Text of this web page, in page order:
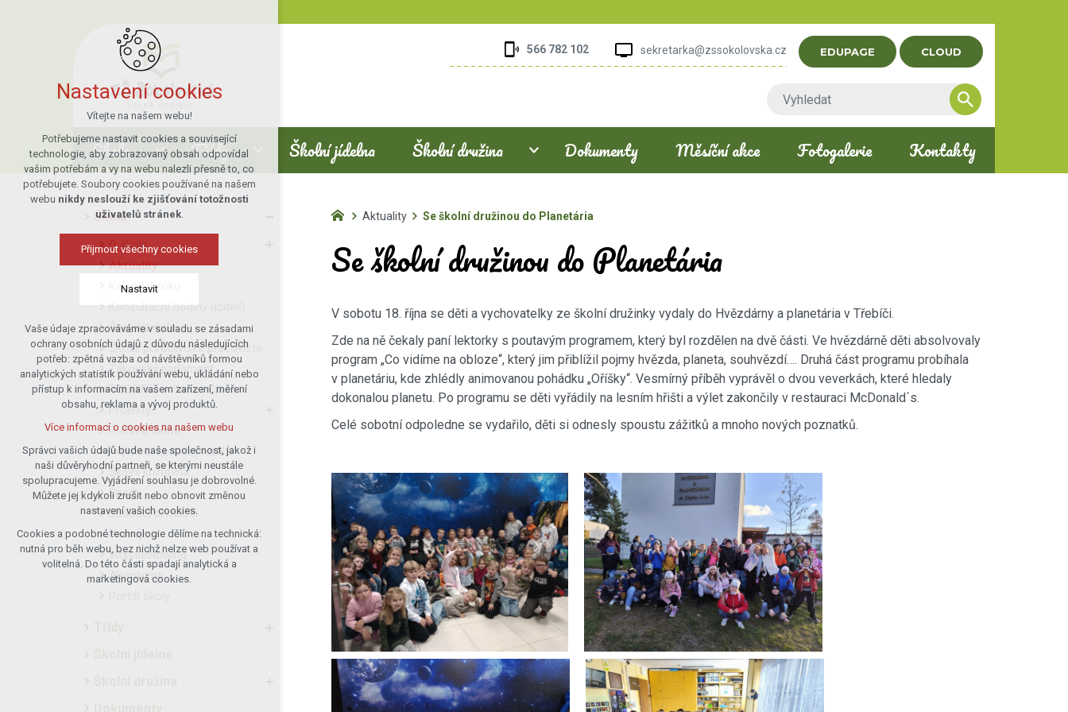
566 782 102 sekretarka@zssokolovska.cz EDUPAGE CLOUD
Škola Třídy Školní jídelna Školní družina Dokumenty Měsíční akce Fotogalerie Kontakty
Škola
O škole
Aktuality
Kalendář roku
Konzultační hodiny učitelů
Školská rada
Školní poradenské pracoviště
Žákovský parlament
ROBOTEL – Smart Class
Projekty
Přehled aktivit
Přijímací zkoušky na SŠ
Školní knihovna
Sport
Budoucí prvňáčci
Pronájmy
Whistleblowing
Absolventi
Aktuality Se školní družinou do Planetária
Se školní družinou do Planetária
V sobotu 18. října se děti a vychovatelky ze školní družinky vydaly do Hvězdárny a planetária v Třebíči.
Zde na ně čekaly paní lektorky s poutavým programem, který byl rozdělen na dvě části. Ve hvězdárně děti absolvovaly
program „Co vidíme na obloze“, který jim přiblížil pojmy hvězda, planeta, souhvězdí…. Druhá část programu probíhala
v planetáriu, kde zhlédly animovanou pohádku „Oříšky“. Vesmírný příběh vyprávěl o dvou veverkách, které hledaly
dokonalou planetu. Po programu se děti vyřádily na lesním hřišti a výlet zakončily v restauraci McDonald´s.
Celé sobotní odpoledne se vydařilo, děti si odnesly spoustu zážitků a mnoho nových poznatků.
Nastavení cookies
Vítejte na našem webu!
Potřebujeme nastavit cookies a související
technologie, aby zobrazovaný obsah odpovídal
vašim potřebám a vy na webu nalezli přesně to, co
potřebujete. Soubory cookies používané na našem
webu nikdy neslouží ke zjišťování totožnosti
uživatelů stránek.
Přijmout všechny cookies
Nastavit
Technická cookies
nutná pro provozování webu
udržení kontextu stránek (session):
případná přihlášení, volby jazyka, apod.
Volitelná cookies
analytická pro anonymizované
vyhodnocení návštěvnosti
marketingová cookies (Google)
Více informací o cookies na našem webu
Přijmout všechny cookies
Odmítnout vše
Vaše údaje zpracováváme v souladu se zásadami
ochrany osobních údajů z důvodu následujících
potřeb: zpětná vazba od návštěvníků formou
analytických statistik používání webu, ukládání nebo
přístup k informacím na vašem zařízení, měření
obsahu, reklama a vývoj produktů.
Více informací o cookies na našem webu
Správci vašich údajů bude naše společnost, jakož i
naši důvěryhodní partneři, se kterými neustále
spolupracujeme. Vyjádření souhlasu je dobrovolné.
Můžete jej kdykoli zrušit nebo obnovit změnou
nastavení vašich cookies.
Cookies a podobné technologie dělíme na technická:
nutná pro běh webu, bez nichž nelze web používat a
volitelná. Do této části spadají analytická a
marketingová cookies.